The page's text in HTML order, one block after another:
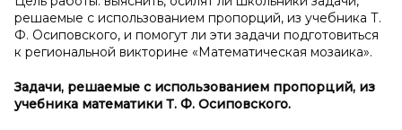
решаемые с использованием пропорций, из учебника Т.
Ф. Осиповского, и помогут ли эти задачи подготовиться
к региональной викторине «Математическая мозаика».
Задачи, решаемые с использованием пропорций, из
учебника математики Т. Ф. Осиповского.